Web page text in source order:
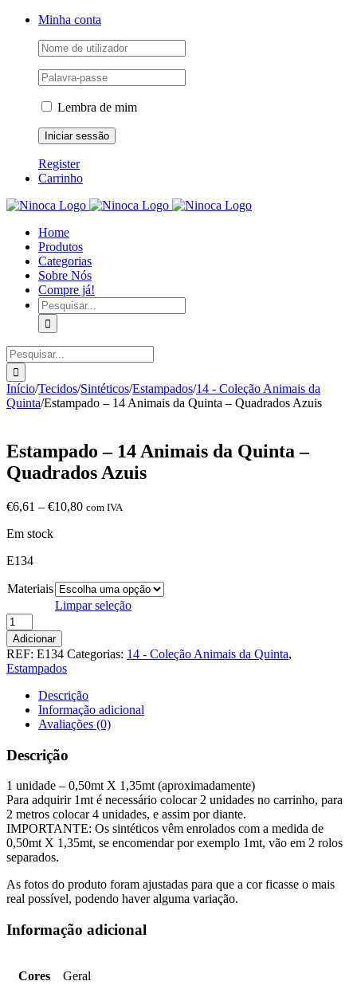
Skip
Facebook
Instagram
YouTubeMinha conta
Lembra de mim
Register
Carrinho
Home
Produtos
Categorias
Sobre Nós
Compre já!
Pesquisar
Pesquisar
Início/Tecidos/Sintéticos/Estampados/14 - Coleção Animais da
Quinta/Estampado – 14 Animais da Quinta – Quadrados Azuis
Estampado – 14 Animais da Quinta –
Quadrados Azuis
€6,61 – €10,80Price
com IVA
Em stock
E134
Materiais
Limpar seleção
Quantidade
de
Estampado
-
14
Animais
Quinta
Quadrados
Azuis
Adicionar
REF: E134 Categorias: 14 - Coleção Animais da Quinta,
Estampados
Descrição
Informação adicional
Avaliações (0)
Descrição
1 unidade – 0,50mt X 1,35mt (aproximadamente)
Para adquirir 1mt é necessário colocar 2 unidades no carrinho, para
2 metros colocar 4 unidades, e assim por diante.
IMPORTANTE: Os sintéticos vêm enrolados com a medida de
0,50mt X 1,35mt, se encomendar por exemplo 1mt, vão em 2 rolos
separados.
As fotos do produto foram ajustadas para que a cor ficasse o mais
real possível, podendo haver alguma variação.
Informação adicional
Cores Geral